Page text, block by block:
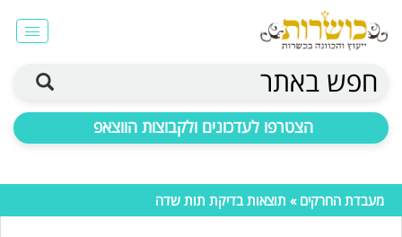
חפש באתר
הצטרפו לעדכונים ולקבוצות הווצאפ
מעבדת החרקים » תוצאות בדיקת תות שדה